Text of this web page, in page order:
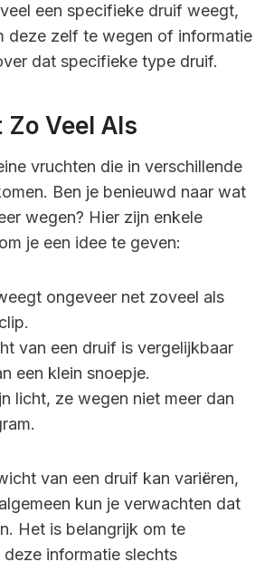
een specifieke druif weegt,
deze zelf te wegen of informatie
dat specifieke type druif.
Zo Veel Als
vruchten die in verschillende
Ben je benieuwd naar wat
wegen? Hier zijn enkele
je een idee te geven:
ongeveer net zoveel als
van een druif is vergelijkbaar
een klein snoepje.
licht, ze wegen niet meer dan
van een druif kan variëren,
kun je verwachten dat
Het is belangrijk om te
informatie slechts